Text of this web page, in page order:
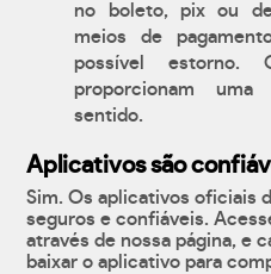
no boleto, pix ou
meios de
possível estorno.
proporcionam
sentido.
Aplicativos são
Sim. Os aplicativos oficiais
seguros e confiáveis.
através de nossa página, e
baixar o aplicativo para